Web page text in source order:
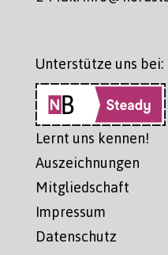
Unterstütze uns bei:
Lernt uns kennen!
Auszeichnungen
Mitgliedschaft
Impressum
Datenschutz